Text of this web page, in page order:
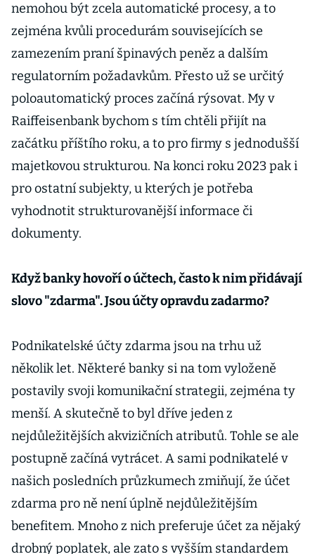
nemohou být zcela automatické procesy, a to
zejména kvůli procedurám souvisejících se
zamezením praní špinavých peněz a dalším
regulatorním požadavkům. Přesto už se určitý
poloautomatický proces začíná rýsovat. My v
Raiffeisenbank bychom s tím chtěli přijít na
začátku příštího roku, a to pro firmy s jednodušší
majetkovou strukturou. Na konci roku 2023 pak i
pro ostatní subjekty, u kterých je potřeba
vyhodnotit strukturovanější informace či
dokumenty.
Když banky hovoří o účtech, často k nim přidávají
slovo "zdarma". Jsou účty opravdu zadarmo?
Podnikatelské účty zdarma jsou na trhu už
několik let. Některé banky si na tom vyloženě
postavily svoji komunikační strategii, zejména ty
menší. A skutečně to byl dříve jeden z
nejdůležitějších akvizičních atributů. Tohle se ale
postupně začíná vytrácet. A sami podnikatelé v
našich posledních průzkumech zmiňují, že účet
zdarma pro ně není úplně nejdůležitějším
benefitem. Mnoho z nich preferuje účet za nějaký
drobný poplatek, ale zato s vyšším standardem